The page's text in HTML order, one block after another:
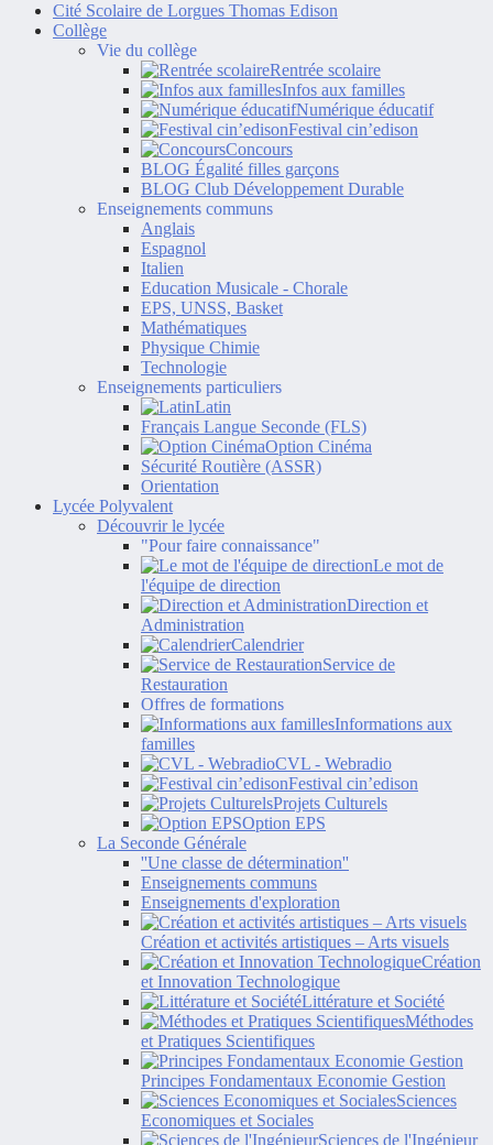
Cité Scolaire de Lorgues Thomas Edison
Collège
Vie du collège
Rentrée scolaire
Infos aux familles
Numérique éducatif
Festival cin’edison
Concours
BLOG Égalité filles garçons
BLOG Club Développement Durable
Enseignements communs
Anglais
Espagnol
Italien
Education Musicale - Chorale
EPS, UNSS, Basket
Mathématiques
Physique Chimie
Technologie
Enseignements particuliers
Latin
Français Langue Seconde (FLS)
Option Cinéma
Sécurité Routière (ASSR)
Orientation
Lycée Polyvalent
Découvrir le lycée
"Pour faire connaissance"
Le mot de
l'équipe de direction
Direction et
Administration
Calendrier
Service de
Restauration
Offres de formations
Informations aux
familles
CVL - Webradio
Festival cin’edison
Projets Culturels
Option EPS
La Seconde Générale
''Une classe de détermination''
Enseignements communs
Enseignements d'exploration
Création et activités artistiques – Arts visuels
Création
et Innovation Technologique
Littérature et Société
Méthodes
et Pratiques Scientifiques
Principes Fondamentaux Economie Gestion
Sciences
Economiques et Sociales
Sciences de l'Ingénieur